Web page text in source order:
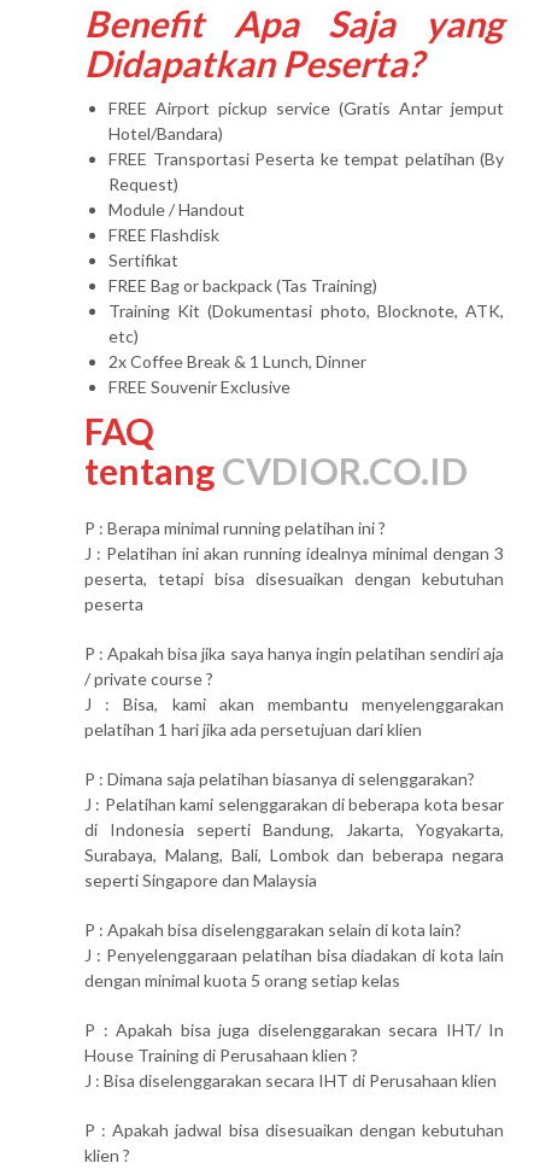
Benefit Apa Saja yang
Didapatkan Peserta?
FREE Airport pickup service (Gratis Antar jemput
Hotel/Bandara)
FREE Transportasi Peserta ke tempat pelatihan (By
Request)
Module / Handout
FREE Flashdisk
Sertifikat
FREE Bag or backpack (Tas Training)
Training Kit (Dokumentasi photo, Blocknote, ATK,
etc)
2x Coffee Break & 1 Lunch, Dinner
FREE Souvenir Exclusive
FAQ
tentangCVDIOR.CO.ID
P : Berapa minimal running pelatihan ini ?
J : Pelatihan ini akan running idealnya minimal dengan 3
peserta, tetapi bisa disesuaikan dengan kebutuhan
peserta
P : Apakah bisa jika saya hanya ingin pelatihan sendiri aja
/ private course ?
J : Bisa, kami akan membantu menyelenggarakan
pelatihan 1 hari jika ada persetujuan dari klien
P : Dimana saja pelatihan biasanya di selenggarakan?
J : Pelatihan kami selenggarakan di beberapa kota besar
di Indonesia seperti Bandung, Jakarta, Yogyakarta,
Surabaya, Malang, Bali, Lombok dan beberapa negara
seperti Singapore dan Malaysia
P : Apakah bisa diselenggarakan selain di kota lain?
J : Penyelenggaraan pelatihan bisa diadakan di kota lain
dengan minimal kuota 5 orang setiap kelas
P : Apakah bisa juga diselenggarakan secara IHT/ In
House Training di Perusahaan klien ?
J : Bisa diselenggarakan secara IHT di Perusahaan klien
P : Apakah jadwal bisa disesuaikan dengan kebutuhan
klien ?